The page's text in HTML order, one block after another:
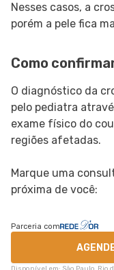
Nesses casos, a
porém a pele fica
Como
O diagnóstico da
pelo pediatra
exame físico do
regiões afetadas.
Marque uma
próxima de você:
Parceria com